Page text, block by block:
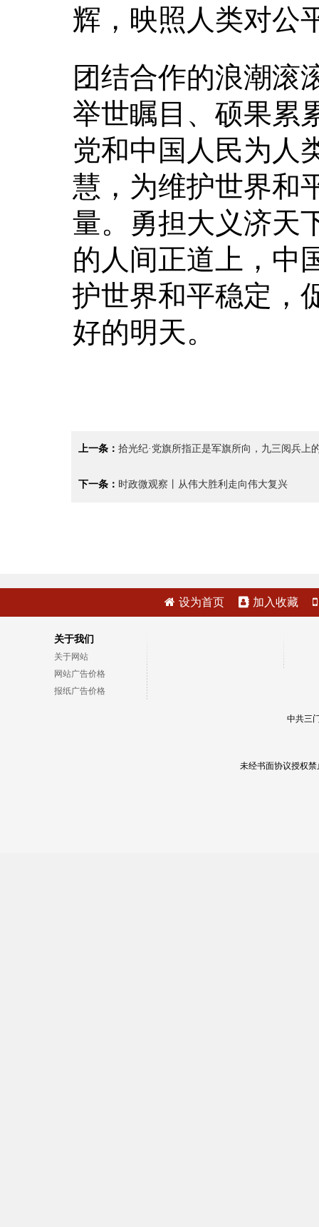
辉，映照人类对公
团结合作的浪潮滚
举世瞩目、硕果累
党和中国人民为人
慧，为维护世界和
量。勇担大义济天
的人间正道上，中
护世界和平稳定，
好的明天。
上一条： 拾光纪·党旗所指正是军旗所向，九三阅兵上
下一条： 时政微观察丨从伟大胜利走向伟大复兴
设为首页 加入收藏
关于我们
关于网站
网站广告价格
报纸广告价格
中共三
未经书面协议授权